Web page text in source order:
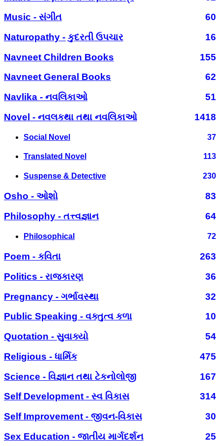
Music - સંગીત
60
Naturopathy - કુદરતી ઉપચાર
16
Navneet Children Books
155
Navneet General Books
62
Navlika - નવલિકાઓ
51
Novel - નવલકથા તથા નવલિકાઓ
1418
Social Novel 37
Translated Novel 113
Suspense & Detective 230
Osho - ઓશો
83
Philosophy - તત્ત્વજ્ઞાન
64
Philosophical 72
Poem - કવિતા
263
Politics - રાજકારણ
36
Pregnancy - ગર્ભાવસ્થા
32
Public Speaking - વક્તુત્વ કળા
10
Quotation - સુવાક્યો
54
Religious - ધાર્મિક
475
Science - વિજ્ઞાન તથા ટેકનોલોજી
167
Self Development - સ્વ વિકાસ
314
Self Improvement - જીવન-વિકાસ
30
Sex Education - જાતીય માર્ગદર્શન
25